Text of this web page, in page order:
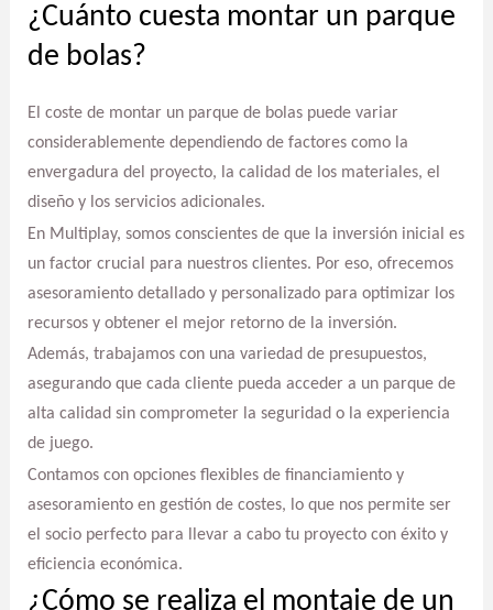
¿Cuánto cuesta montar un parque
de bolas?
El coste de montar un parque de bolas puede variar
considerablemente dependiendo de factores como la
envergadura del proyecto, la calidad de los materiales, el
diseño y los servicios adicionales.
En Multiplay, somos conscientes de que la inversión inicial es
un factor crucial para nuestros clientes. Por eso, ofrecemos
asesoramiento detallado y personalizado para optimizar los
recursos y obtener el mejor retorno de la inversión.
Además, trabajamos con una variedad de presupuestos,
asegurando que cada cliente pueda acceder a un parque de
alta calidad sin comprometer la seguridad o la experiencia
de juego.
Contamos con opciones flexibles de financiamiento y
asesoramiento en gestión de costes, lo que nos permite ser
el socio perfecto para llevar a cabo tu proyecto con éxito y
eficiencia económica.
¿Cómo se realiza el montaje de un